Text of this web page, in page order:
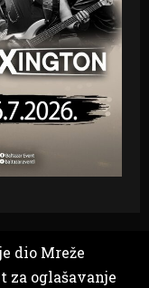
dio Mreže
za oglašavanje